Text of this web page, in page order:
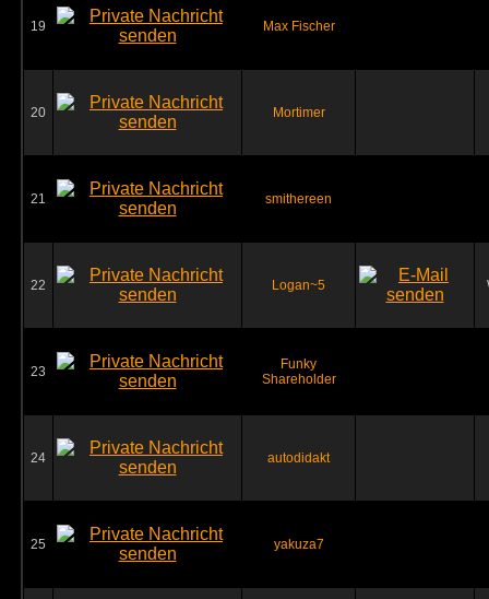
19 Max Fischer
20 Mortimer
21 smithereen
22 Logan~5
23
Funky
Shareholder
24 autodidakt
25 yakuza7